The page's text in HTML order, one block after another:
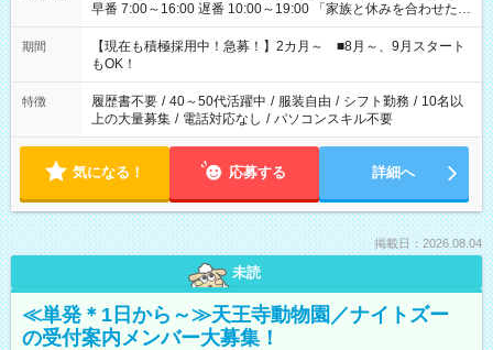
早番 7:00～16:00 遅番 10:00～19:00 「家族と休みを合わせた
い」 「余裕を持って夕飯の準備がしたい」 「できれば残業はし
たくない」 など、ご希望を教えてくださいね。 ※Wワーク希望
の方へ 今ご覧のお仕事で希望する勤務時間と、もう1つのお仕事
の勤務時間。 合計で週40時間を超える場合は応募できません。
期間
【現在も積極採用中！急募！】2カ月～ ■8月～、9月スタート
もOK！
特徴 履歴書不要 / 40～50代活躍中 / 服装自由 / シフト勤務 / 10名以
上の大量募集 / 電話対応なし / パソコンスキル不要
気になる！ 応募する 詳細へ
掲載日：2026.08.04
未読
≪単発＊1日から～≫天王寺動物園／ナイトズー
の受付案内メンバー大募集！